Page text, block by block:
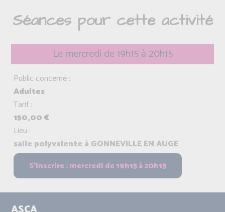
Séances pour cette activité
Le mercredi de 19h15 à 20h15
Public concerné :
Adultes
Tarif :
150,00 €
Lieu :
salle polyvalente à GONNEVILLE EN AUGE